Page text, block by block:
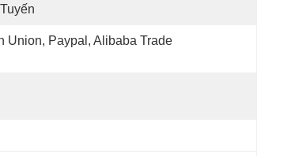
Union, Paypal, Alibaba Trade